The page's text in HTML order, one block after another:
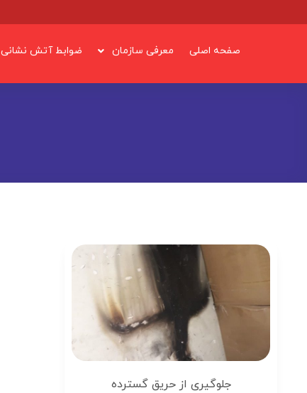
صفحه اصلی معرفی سازمان ضوابط آتش نشانی
جلوگیری از حریق گسترده